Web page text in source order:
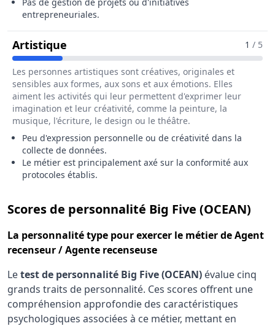
entrepreneuriales.
Artistique Pour Le Métier De Agent Recenseur
1 / 5
Les personnes artistiques sont créatives, originales et
sensibles aux formes, aux sons et aux émotions. Elles
aiment les activités qui leur permettent d'exprimer leur
imagination et leur créativité, comme la peinture, la
musique, l'écriture, le design ou le théâtre.
Peu d'expression personnelle ou de créativité dans la
collecte de données.
Le métier est principalement axé sur la conformité aux
protocoles établis.
Scores de personnalité Big Five (OCEAN)
La personnalité type pour exercer le métier de Agent
recenseur / Agente recenseuse
Letest de personnalité Big Five (OCEAN) évalue cinq
grands traits de personnalité. Ces scores offrent une
compréhension approfondie des caractéristiques
psychologiques associées à ce métier, mettant en